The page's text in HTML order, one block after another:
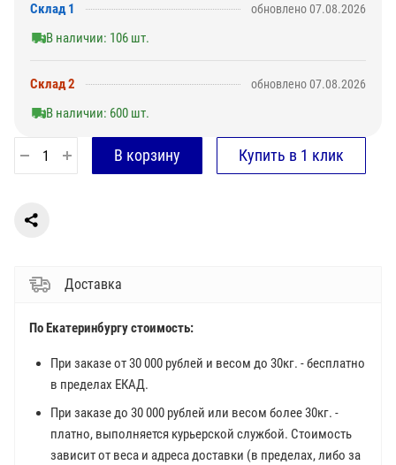
Склад 1 обновлено 07.08.2026
В наличии: 106 шт.
Склад 2 обновлено 07.08.2026
В наличии: 600 шт.
Доставка
По Екатеринбургу стоимость:
При заказе от 30 000 рублей и весом до 30кг. - бесплатно
в пределах ЕКАД.
При заказе до 30 000 рублей или весом более 30кг. -
платно, выполняется курьерской службой. Стоимость
зависит от веса и адреса доставки (в пределах, либо за